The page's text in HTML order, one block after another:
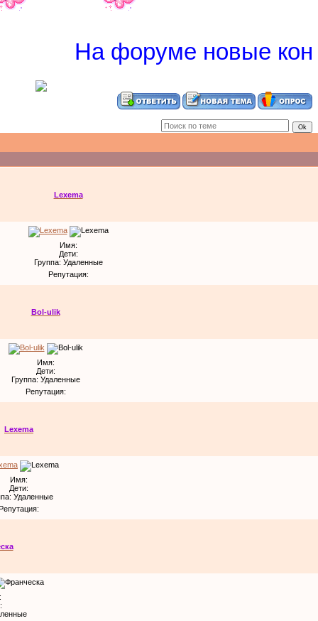
На форуме новые
Lexema
Имя:
Дети:
Группа: Удаленные
Репутация:
Bol-ulik
Имя:
Дети:
Группа: Удаленные
Репутация:
Lexema
Имя:
Дети:
Удаленные